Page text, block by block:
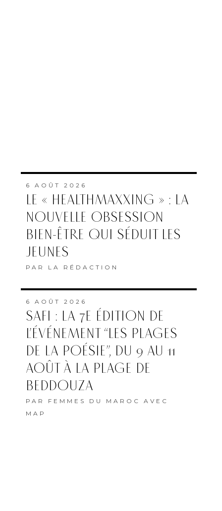
6 AOÛT 2026
LE « HEALTHMAXXING » : LA
NOUVELLE OBSESSION
BIEN-ÊTRE QUI SÉDUIT LES
JEUNES
PAR LA RÉDACTION
6 AOÛT 2026
SAFI : LA 7E ÉDITION DE
L’ÉVÉNEMENT “LES PLAGES
DE LA POÉSIE”, DU 9 AU 11
AOÛT À LA PLAGE DE
BEDDOUZA
PAR FEMMES DU MAROC AVEC
MAP